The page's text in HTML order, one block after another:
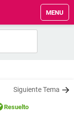
MENU
Siguiente Tema
Resuelto